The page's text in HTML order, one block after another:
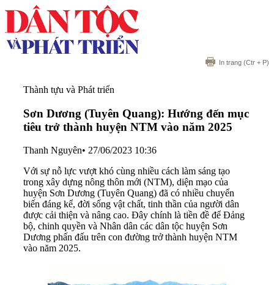
In trang (Ctr + P)
Thành tựu và Phát triển
Sơn Dương (Tuyên Quang): Hướng đến mục
tiêu trở thành huyện NTM vào năm 2025
Thanh Nguyên• 27/06/2023 10:36
Với sự nỗ lực vượt khó cùng nhiều cách làm sáng tạo
trong xây dựng nông thôn mới (NTM), diện mạo của
huyện Sơn Dương (Tuyên Quang) đã có nhiều chuyển
biến đáng kể, đời sống vật chất, tinh thần của người dân
được cải thiện và nâng cao. Đây chính là tiền đề để Đảng
bộ, chinh quyền và Nhân dân các dân tộc huyện Sơn
Dương phấn đấu trên con đường trở thành huyện NTM
vào năm 2025.